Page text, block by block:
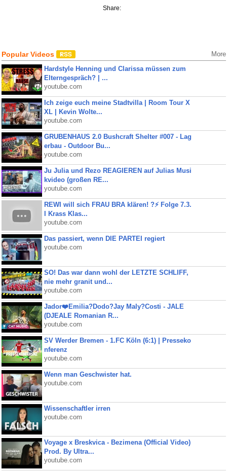
Share:
Popular Videos More
Hardstyle Henning und Clarissa müssen zum
Elterngespräch? | ...
youtube.com
Ich zeige euch meine Stadtvilla | Room Tour X
XL | Kevin Wolte...
youtube.com
GRUBENHAUS 2.0 Bushcraft Shelter #007 - Lag
erbau - Outdoor Bu...
youtube.com
Ju Julia und Rezo REAGIEREN auf Julias Musi
kvideo (großen RE...
youtube.com
REWI will sich FRAU BRA klären! ?⚡️ Folge 7.3.
I Krass Klas...
youtube.com
Das passiert, wenn DIE PARTEI regiert
youtube.com
SO! Das war dann wohl der LETZTE SCHLIFF,
nie mehr granit und...
youtube.com
Jador❤️Emilia?Dodo?Jay Maly?Costi - JALE
(DJEALE Romanian R...
youtube.com
SV Werder Bremen - 1.FC Köln (6:1) | Presseko
nferenz
youtube.com
Wenn man Geschwister hat.
youtube.com
Wissenschaftler irren
youtube.com
Voyage x Breskvica - Bezimena (Official Video)
Prod. By Ultra...
youtube.com